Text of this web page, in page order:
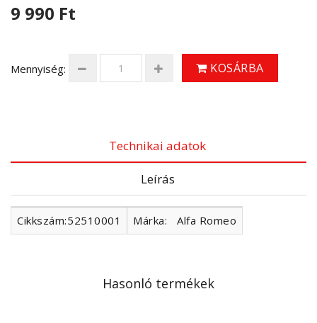
9 990 Ft
Mennyiség: KOSÁRBA
Technikai adatok
Leírás
Cikkszám:52510001 Márka: Alfa Romeo
Hasonló termékek